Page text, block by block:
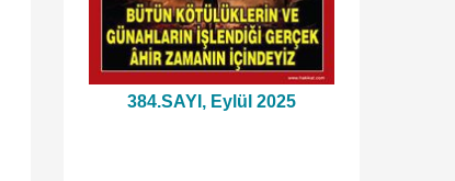
384.SAYI, Eylül 2025